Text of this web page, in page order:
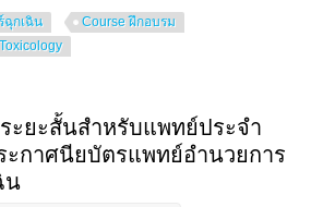
ฉุกเฉิน
Course ฝึกอบรม
ะยะสั้นสำหรับแพทย์ประจำ
กาศนียบัตรแพทย์อำนวยการ
น